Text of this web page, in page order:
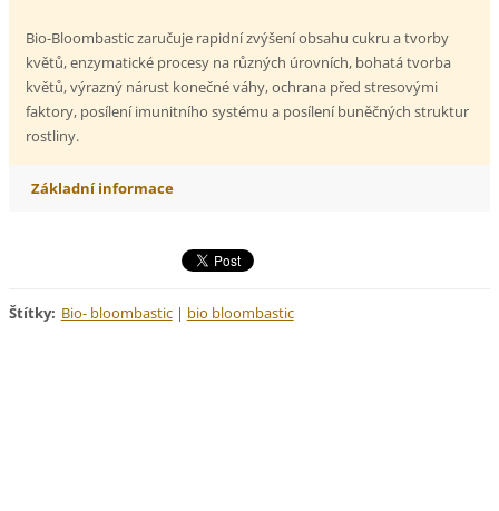
Bio-Bloombastic zaručuje rapidní zvýšení obsahu cukru a tvorby
květů, enzymatické procesy na různých úrovních, bohatá tvorba
květů, výrazný nárust konečné váhy, ochrana před stresovými
faktory, posílení imunitního systému a posílení buněčných struktur
rostliny.
Základní informace
Štítky: Bio- bloombastic | bio bloombastic